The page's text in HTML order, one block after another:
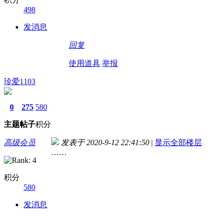
498
发消息
回复
使用道具 举报
珍爱1103
0
主题
275
帖子
580
积分
高级会员
积分
580
发消息
发表于 2020-9-12 22:41:50 | 显示全部楼层
……